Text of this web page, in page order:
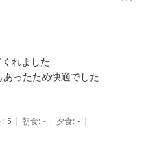
れました
ったため快適でした
: 5 | 朝食: - | 夕食: - |